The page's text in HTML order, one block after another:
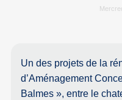
Un des projets de la
d’Aménagement
Balmes », entre le